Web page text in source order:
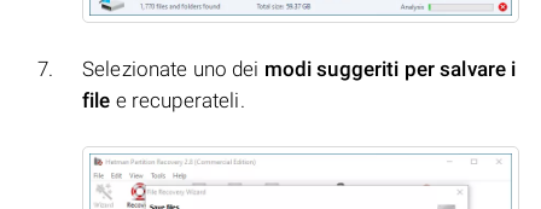
Selezionate uno dei modi suggeriti per salvare i
file e recuperateli.